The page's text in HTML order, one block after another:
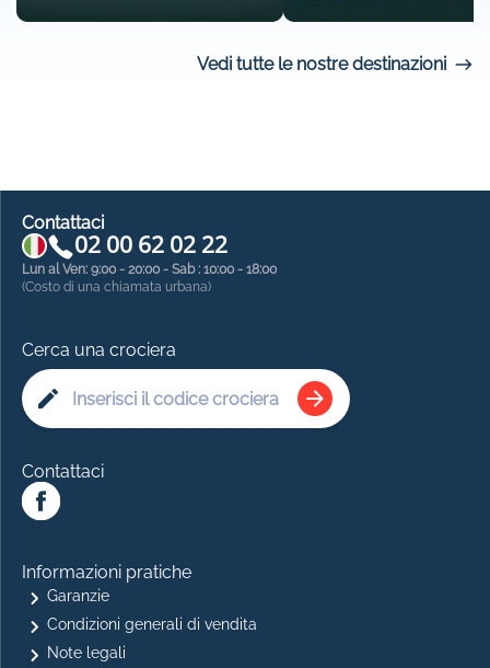
Vedi tutte le nostre destinazioni
Contattaci
02 00 62 02 22
Lun al Ven: 9:00 - 20:00 - Sab : 10:00 - 18:00
(Costo di una chiamata urbana)
Cerca una crociera
Contattaci
Informazioni pratiche
Garanzie
Condizioni generali di vendita
Note legali